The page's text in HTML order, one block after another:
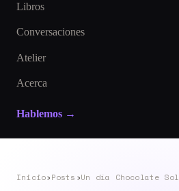
Libros
Conversaciones
Atelier
Acerca
Hablemos →
Inicio›Posts ›Un día Chocolate Sol